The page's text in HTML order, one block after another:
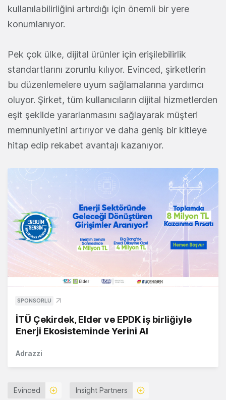
kullanılabilirliğini artırdığı için önemli bir yere
konumlanıyor.
Pek çok ülke, dijital ürünler için erişilebilirlik
standartlarını zorunlu kılıyor. Evinced, şirketlerin
bu düzenlemelere uyum sağlamalarına yardımcı
oluyor. Şirket, tüm kullanıcıların dijital hizmetlerden
eşit şekilde yararlanmasını sağlayarak müşteri
memnuniyetini artırıyor ve daha geniş bir kitleye
hitap edip rekabet avantajı kazanıyor.
SPONSORLU
İTÜ Çekirdek, Elder ve EPDK iş birliğiyle
Enerji Ekosisteminde Yerini Al
Adrazzi
Evinced Insight Partners